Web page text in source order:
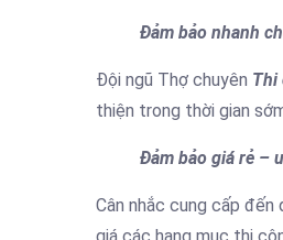
Đảm bảo nhanh
Đội ngũ Thợ chuyên Thi
thiện trong thời gian
Đảm bảo giá rẻ –
Cân nhắc cung cấp